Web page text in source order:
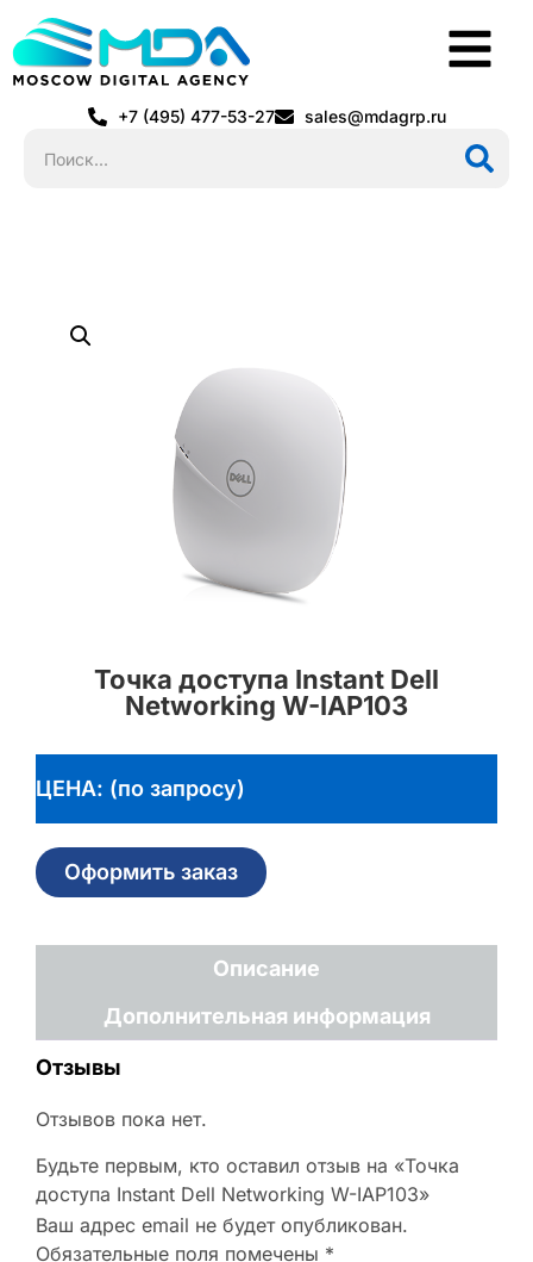
+7 (495) 477-53-27 sales@mdagrp.ru
Точка доступа Instant Dell
Networking W-IAP103
ЦЕНА: (по запросу)
Оформить заказ
Описание
Дополнительная информация
Отзывы
Отзывов пока нет.
Будьте первым, кто оставил отзыв на «Точка
доступа Instant Dell Networking W-IAP103»
Ваш адрес email не будет опубликован.
Обязательные поля помечены *